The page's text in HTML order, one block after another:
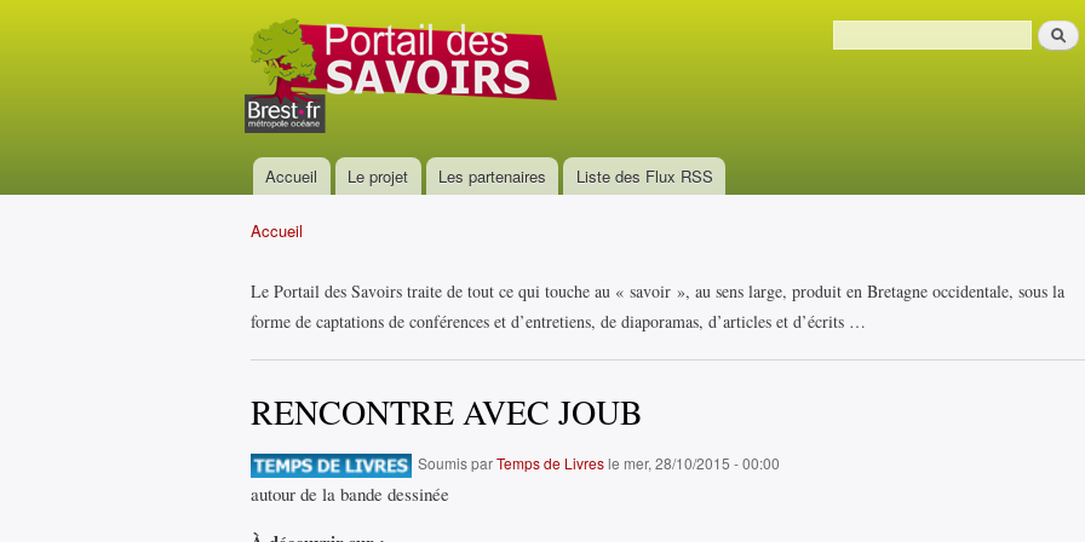
Portail
des
savoirs
Formulaire de recherche
Menu principal
Accueil Le projet Les partenaires Liste des Flux RSS
Accueil
Le Portail des Savoirs traite de tout ce qui touche au « savoir », au sens large, produit en Bretagne occidentale, sous la
forme de captations de conférences et d’entretiens, de diaporamas, d’articles et d’écrits …
RENCONTRE AVEC JOUB
Soumis parTemps de Livresle mer, 28/10/2015 - 00:00
autour de la bande dessinée